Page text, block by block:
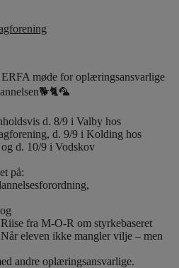
møde for oplæringsansvarlige
d. 8/9 i Valby hos
d. 9/9 i Kolding hos
d. 10/9 i Vodskov
på:
fra M-O-R om styrkebaseret
eleven ikke mangler vilje – men
andre oplæringsansvarlige.